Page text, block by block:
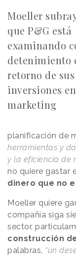
Moeller
que P&G está
examinando
detenimiento
retorno de sus
inversiones en
marketing
planificación de
herramientas y
y la eficiencia de
no quiere gastar
dinero que no
Moeller quiere
compañía siga
sector,
construcción
palabras, “un